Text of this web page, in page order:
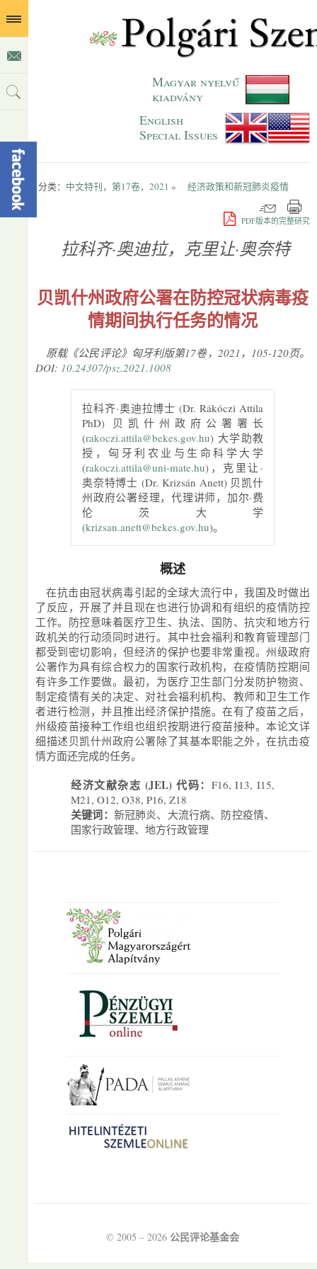
Magyar nyelvű
kiadvány
English
Special Issues
分类： 中文特刊，第17卷，2021 » 经济政策和新冠肺炎疫情
PDF版本的完整研究
拉科齐·奥迪拉，克里让·奥奈特
贝凯什州政府公署在防控冠状病毒疫
情期间执行任务的情况
原载《公民评论》匈牙利版第17卷，2021，105-120页。
DOI: 10.24307/psz.2021.1008
拉科齐·奥迪拉博士 (Dr. Rákóczi Attila
PhD) 贝凯什州政府公署署长
(rakoczi.attila@bekes.gov.hu) 大学助教
授，匈牙利农业与生命科学大学
(rakoczi.attila@uni-mate.hu)，克里让·
奥奈特博士 (Dr. Krizsán Anett) 贝凯什
州政府公署经理，代理讲师，加尔·费
伦茨大学
(krizsan.anett@bekes.gov.hu)。
概述
在抗击由冠状病毒引起的全球大流行中，我国及时做出
了反应，开展了并且现在也进行协调和有组织的疫情防控
工作。防控意味着医疗卫生、执法、国防、抗灾和地方行
政机关的行动须同时进行。其中社会福利和教育管理部门
都受到密切影响，但经济的保护也要非常重视。州级政府
公署作为具有综合权力的国家行政机构，在疫情防控期间
有许多工作要做。最初，为医疗卫生部门分发防护物资、
制定疫情有关的决定、对社会福利机构、教师和卫生工作
者进行检测，并且推出经济保护措施。在有了疫苗之后，
州级疫苗接种工作组也组织按期进行疫苗接种。本论文详
细描述贝凯什州政府公署除了其基本职能之外，在抗击疫
情方面还完成的任务。
经济文献杂志 (JEL) 代码： F16, I13, I15,
M21, O12, O38, P16, Z18
关键词： 新冠肺炎、大流行病、防控疫情、
国家行政管理、地方行政管理
© 2005 – 2026 公民评论基金会